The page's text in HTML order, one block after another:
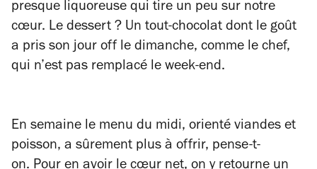
presque liquoreuse qui tire un peu sur notre
cœur. Le dessert ? Un tout-chocolat dont le goût
a pris son jour off le dimanche, comme le chef,
qui n’est pas remplacé le week-end.
En semaine le menu du midi, orienté viandes et
poisson, a sûrement plus à offrir, pense-t-